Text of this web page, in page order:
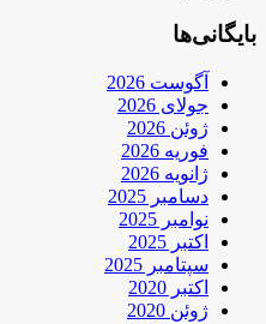
بایگانی‌ها
آگوست 2026
جولای 2026
ژوئن 2026
فوریه 2026
ژانویه 2026
دسامبر 2025
نوامبر 2025
اکتبر 2025
سپتامبر 2025
اکتبر 2020
ژوئن 2020